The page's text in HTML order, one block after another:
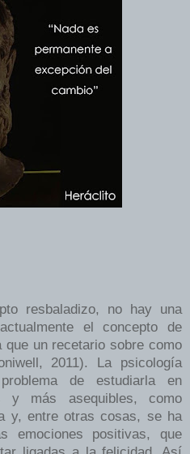
resbaladizo, no hay una
el concepto de
un recetario sobre como
2011). La psicología
de estudiarla en
y más asequibles, como
y, entre otras cosas, se ha
emociones positivas, que